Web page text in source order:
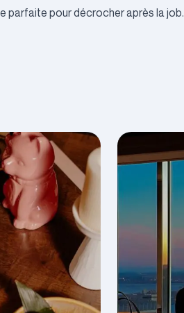
parfaite pour décrocher après la job.